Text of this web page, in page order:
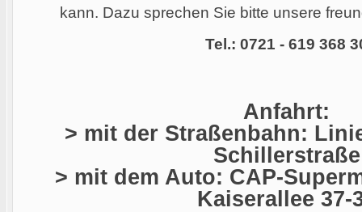
kann. Dazu sprechen Sie bitte unsere
Tel.: 0721 - 619 368
Anfahrt:
> mit der Straßenbahn:
Schillerstraße
> mit dem Auto: CAP-
Kaiserallee 37-